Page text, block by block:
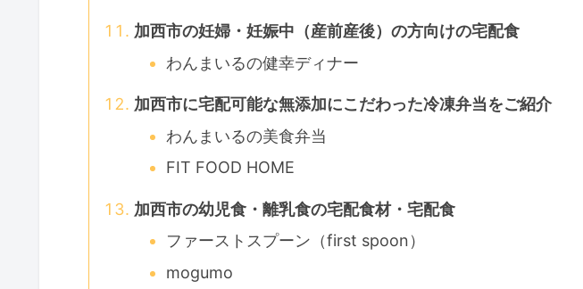
加西市の妊婦・妊娠中（産前産後）の方向けの宅配食
わんまいるの健幸ディナー
加西市に宅配可能な無添加にこだわった冷凍弁当をご紹介
わんまいるの美食弁当
FIT FOOD HOME
加西市の幼児食・離乳食の宅配食材・宅配食
ファーストスプーン（first spoon）
mogumo